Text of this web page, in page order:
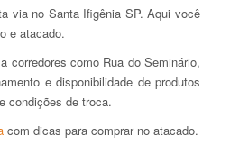
via no Santa Ifigênia SP. Aqui você
e atacado.
corredores como Rua do Seminário,
e disponibilidade de produtos
condições de troca.
com dicas para comprar no atacado.